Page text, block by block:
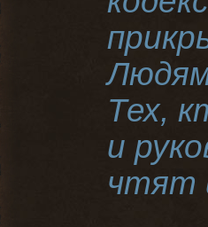
Тех,
и
чтят